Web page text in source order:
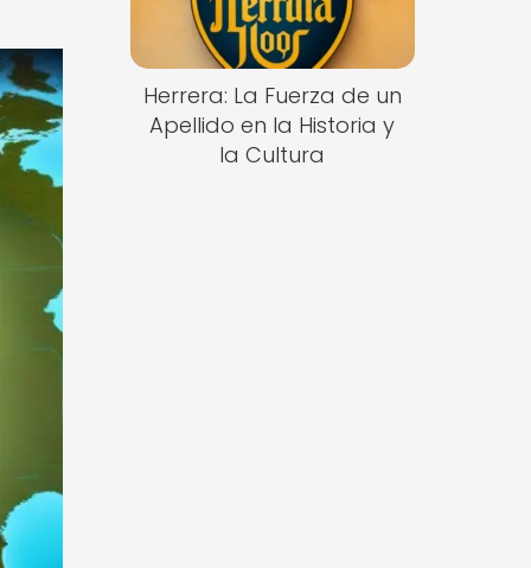
Herrera: La Fuerza de un
Apellido en la Historia y
la Cultura